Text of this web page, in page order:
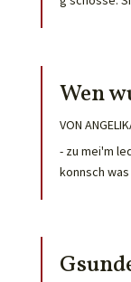
Wen
VON
- zu mei'm
konnsch